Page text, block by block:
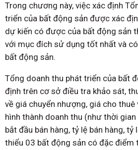
Trong chương này, việc xác định
triển của bất động sản được xác
dự kiến có được của bất động sản
với mục đích sử dụng tốt nhất và
bất động sản.
Tổng doanh thu phát triển của bất
định trên cơ sở điều tra khảo sát,
về giá chuyển nhượng, giá cho thuê
hình thành doanh thu (như thời
bắt đầu bán hàng, tỷ lệ bán hàng, tỷ
thiểu 03 bất động sản có đặc